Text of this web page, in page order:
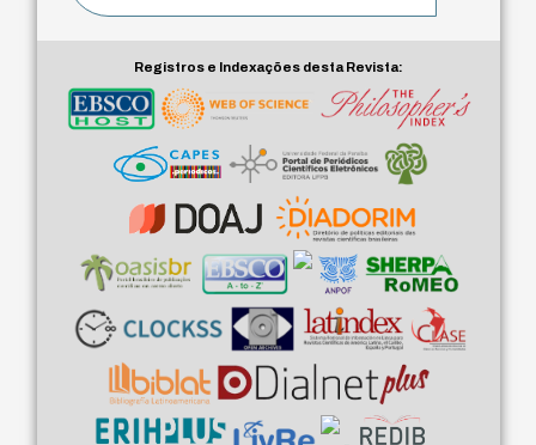
Registros e Indexações desta Revista: